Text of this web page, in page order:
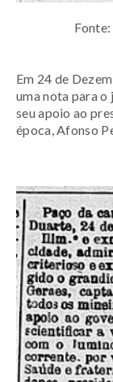
Em 24 de
uma nota para o
seu apoio ao
época, Afonso